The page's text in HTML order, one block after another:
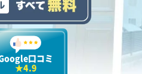
口コミ
★4.9